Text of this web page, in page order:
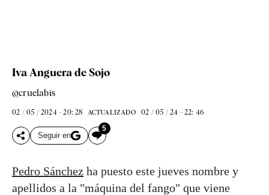
Iva Anguera de Sojo
@cruelabis
02 / 05 / 2024 - 20: 28 ACTUALIZADO 02 / 05 / 24 - 22: 46
Seguir en
5
Pedro Sánchez ha puesto este jueves nombre y
apellidos a la "máquina del fango" que viene